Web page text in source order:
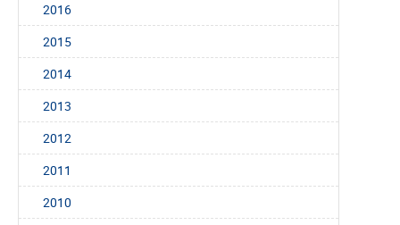
2016
2015
2014
2013
2012
2011
2010